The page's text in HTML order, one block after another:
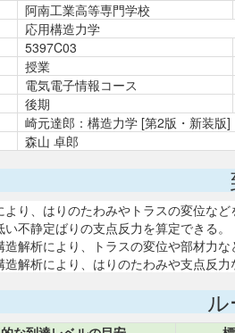
阿南工業高等専門学校
応用構造力学
5397C03
授業
電気電子情報コース
後期
崎元達郎：構造力学 [第2版・新装
森山 卓郎
より、はりのたわみやトラスの変位な
不静定ばりの支点反力を算定できる。
造解析により、トラスの変位や部材力
造解析により、はりのたわみや支点反